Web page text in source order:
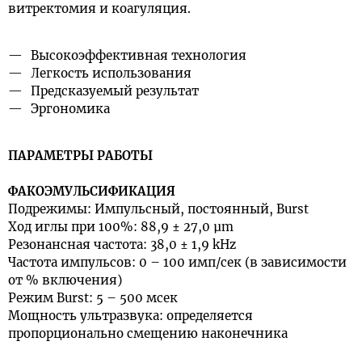
витректомия и коагуляция.
Высокоэффективная технология
Легкость использования
Предсказуемый результат
Эргономика
ПАРАМЕТРЫ РАБОТЫ
ФАКОЭМУЛЬСИФИКАЦИЯ
Подрежимы: Импульсный, постоянный, Burst
Ход иглы при 100%: 88,9 ± 27,0 µm
Резонансная частота: 38,0 ± 1,9 kHz
Частота импульсов: 0 – 100 имп/сек (в зависимости
от % включения)
Режим Burst: 5 – 500 мсек
Мощность ультразвука: определяется
пропорционально смещению наконечника